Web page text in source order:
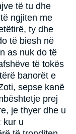
të tu dhe
ngjiten me
ty dhe
të biesh në
as nuk do të
të tokës
banorët e
sepse kanë
prej
je thyer dhe u
kur u